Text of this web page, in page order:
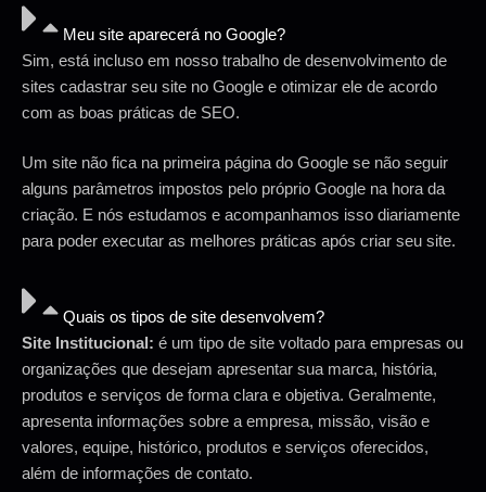
Meu site aparecerá no Google?
Sim, está incluso em nosso trabalho de desenvolvimento de
sites cadastrar seu site no Google e otimizar ele de acordo
com as boas práticas de SEO.
Um site não fica na primeira página do Google se não seguir
alguns parâmetros impostos pelo próprio Google na hora da
criação. E nós estudamos e acompanhamos isso diariamente
para poder executar as melhores práticas após criar seu site.
Quais os tipos de site desenvolvem?
Site Institucional: é um tipo de site voltado para empresas ou
organizações que desejam apresentar sua marca, história,
produtos e serviços de forma clara e objetiva. Geralmente,
apresenta informações sobre a empresa, missão, visão e
valores, equipe, histórico, produtos e serviços oferecidos,
além de informações de contato.